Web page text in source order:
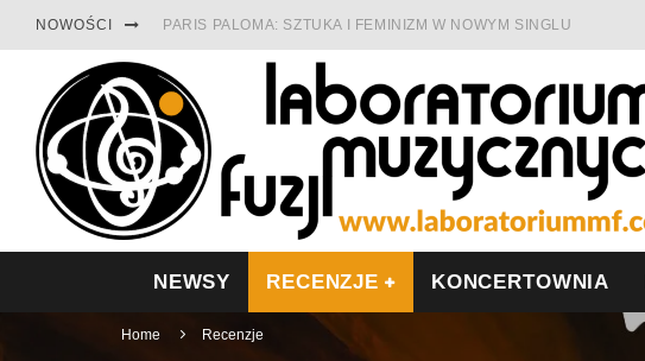
NOWOŚCI PARIS PALOMA: SZTUKA I FEMINIZM W NOWYM SINGLU
TABULA RASA Z SINGLEM DIAMENTY. SAMOTNOŚĆ I OPÓR
CINNAMON GUM MIĘDZY SOULEM A PAMIĘCIĄ
FRANCUSKI PROG METAL WEDŁUG DUALISIS
LESZEK KUŁAKOWSKI NAGRAŁ JAZZFONIĘ O POLSCE
NEWSY RECENZJE KONCERTOWNIA
Home Recenzje